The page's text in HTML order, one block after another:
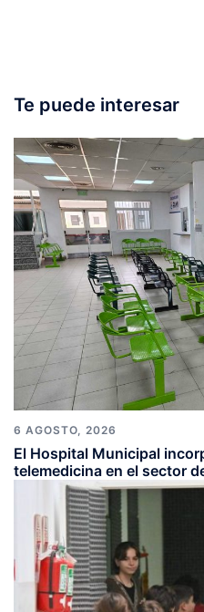
Te puede interesar
6 AGOSTO, 2026
El Hospital Municipal
telemedicina en el sector